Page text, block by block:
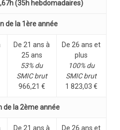
(35h hebdomadaires)
de la 1ère année
De 21 ans à
25 ans
53% du
SMIC brut
966,21 €
De 26 ans et
plus
100% du
SMIC brut
1 823,03 €
de la 2ème année
De 21 ans à
De 26 ans et